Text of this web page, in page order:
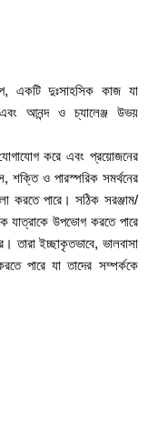
একটি দুঃসাহসিক কাজ যা
আনন্দ ও চ্যালেঞ্জ উভয়
করে এবং প্রয়োজনের
শক্তি ও পারস্পরিক সমর্থনের
করতে পারে। সঠিক সরঞ্জাম/
যাত্রাকে উপভোগ করতে পারে
তারা ইচ্ছাকৃতভাবে, ভালবাসা
পারে যা তাদের সম্পর্ককে